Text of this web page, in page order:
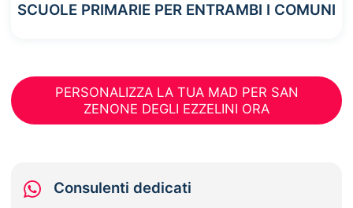
SCUOLE PRIMARIE PER ENTRAMBI I COMUNI
PERSONALIZZA LA TUA MAD PER SAN
ZENONE DEGLI EZZELINI ORA
Consulenti dedicati